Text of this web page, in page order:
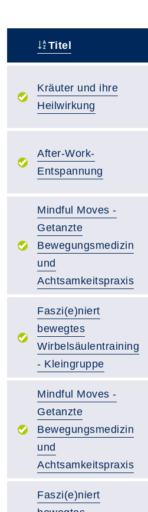
Titel
Kräuter und ihre
Heilwirkung
After-Work-
Entspannung
Mindful Moves -
Getanzte
Bewegungsmedizin
und
Achtsamkeitspraxis
Faszi(e)niert
bewegtes
Wirbelsäulentraining
- Kleingruppe
Mindful Moves -
Getanzte
Bewegungsmedizin
und
Achtsamkeitspraxis
Faszi(e)niert